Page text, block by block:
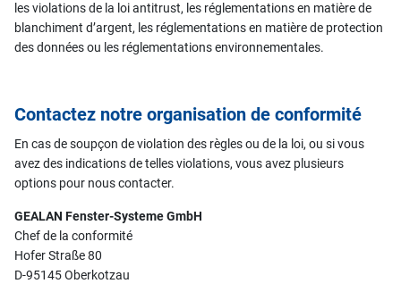
les violations de la loi antitrust, les réglementations en matière de
blanchiment d’argent, les réglementations en matière de protection
des données ou les réglementations environnementales.
Contactez notre organisation de conformité
En cas de soupçon de violation des règles ou de la loi, ou si vous
avez des indications de telles violations, vous avez plusieurs
options pour nous contacter.
GEALAN Fenster-Systeme GmbH
Chef de la conformité
Hofer Straße 80
D-95145 Oberkotzau